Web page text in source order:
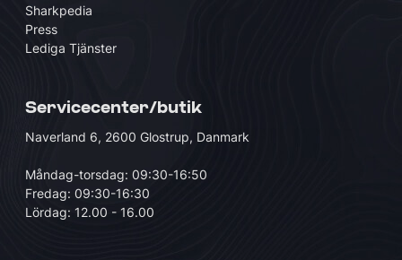
Sharkpedia
Press
Lediga Tjänster
Servicecenter/butik
Naverland 6, 2600 Glostrup, Danmark
Måndag-torsdag: 09:30-16:50
Fredag: 09:30-16:30
Lördag: 12.00 - 16.00